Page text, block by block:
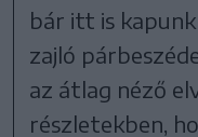
bár itt is
zajló
az átlag néző
részletekben,